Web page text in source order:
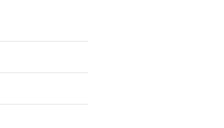
Probepaket selbst
in der Ihr alle
So kannst du es
Uns einfach
desto